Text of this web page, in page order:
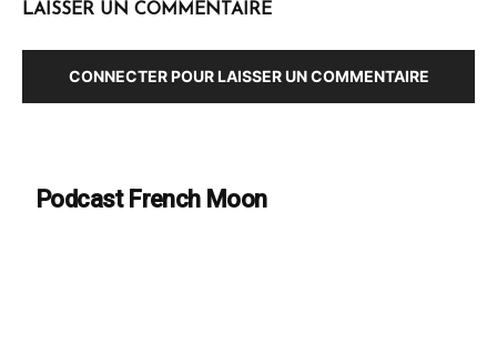
LAISSER UN COMMENTAIRE
CONNECTER POUR LAISSER UN COMMENTAIRE
Podcast French Moon